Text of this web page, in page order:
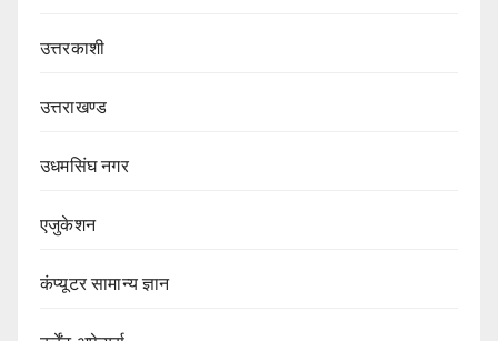
उत्तरकाशी
उत्तराखण्ड
उधमसिंघ नगर
एजुकेशन
कंप्यूटर सामान्य ज्ञान